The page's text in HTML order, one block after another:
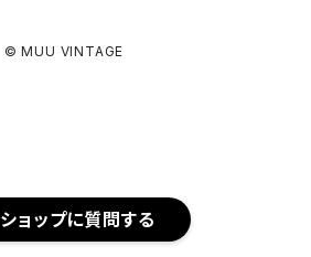
ショップに質問する
© MUU VINTAGE